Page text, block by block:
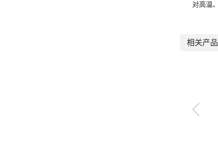
对高温
相关产品